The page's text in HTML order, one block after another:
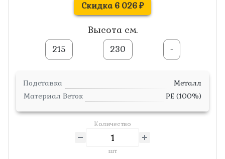
Скидка 6 026 ₽
Высота см.
215 230 -
Подставка
Металл
Материал Веток
PE (100%)
Количество
шт